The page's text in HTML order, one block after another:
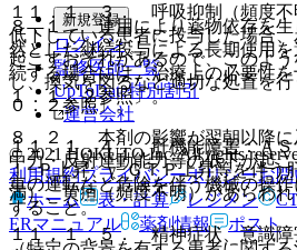
８．１． 連用により薬物依存を生
然とした継続投与による長期使用
続する場合には、治療上の必要性
１．１．２参照〕。
８．２． 本剤の影響が翌朝以降
中力・反射運動能力等の低下が起
車の運転など危険を伴う機械の操
すること。
１１．１．３． 呼吸抑制（頻度不
低下している患者に投与した場合
起こすおそれがあるので、このよ
し、換気を図るなど適切な処置を行
０．２参照〕。
１１．１．４． 肝機能障害：ＡＳ
ｌ−Ｐ上昇、γ−ＧＴＰ上昇等を伴う
満）、黄疸（頻度不明）があらわ
１１．１．５． 精神症状、意識障
新規登録
ログイン
監修医師一覧
UpToDate特別割引
運営会社
© 2021 HOKUTO Inc. All rights
利用規約プライバシーポリシーお
ホーム
表・計算 レジメン
ERマニュアル
薬剤情報 ポスト